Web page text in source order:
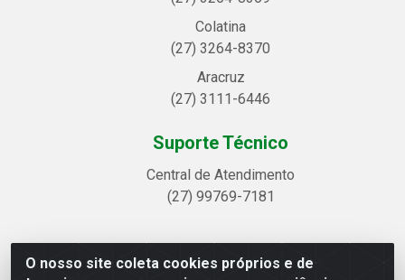
O nosso site coleta cookies próprios e de
Colatina
(27) 3264-8370
Aracruz
(27) 3111-6446
Suporte Técnico
Central de Atendimento
(27) 99769-7181
Linhavix Distribuidora LTDA - Avenida Alegre, 2521 -